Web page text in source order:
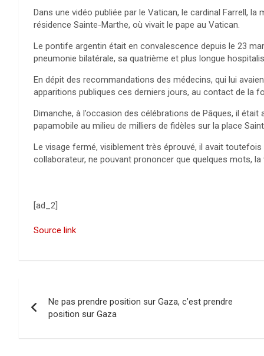
Dans une vidéo publiée par le Vatican, le cardinal Farrell,
résidence Sainte-Marthe, où vivait le pape au Vatican.
Le pontife argentin était en convalescence depuis le 23
pneumonie bilatérale, sa quatrième et plus longue
En dépit des recommandations des médecins, qui lui
apparitions publiques ces derniers jours, au contact de la
Dimanche, à l’occasion des célébrations de Pâques, il
papamobile au milieu de milliers de fidèles sur la place
Le visage fermé, visiblement très éprouvé, il avait
collaborateur, ne pouvant prononcer que quelques mots,
[ad_2]
Source link
v
Ne pas prendre position sur Gaza, c’est prendre
position sur Gaza